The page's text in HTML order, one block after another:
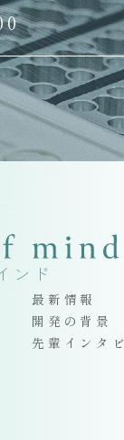
ンド
最新情報
開発の背景
先輩インタ